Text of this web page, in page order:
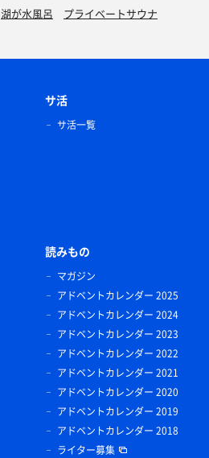
湖が水風呂 プライベートサウナ
サ活
サ活一覧
読みもの
マガジン
アドベントカレンダー 2025
アドベントカレンダー 2024
アドベントカレンダー 2023
アドベントカレンダー 2022
アドベントカレンダー 2021
アドベントカレンダー 2020
アドベントカレンダー 2019
アドベントカレンダー 2018
ライター募集